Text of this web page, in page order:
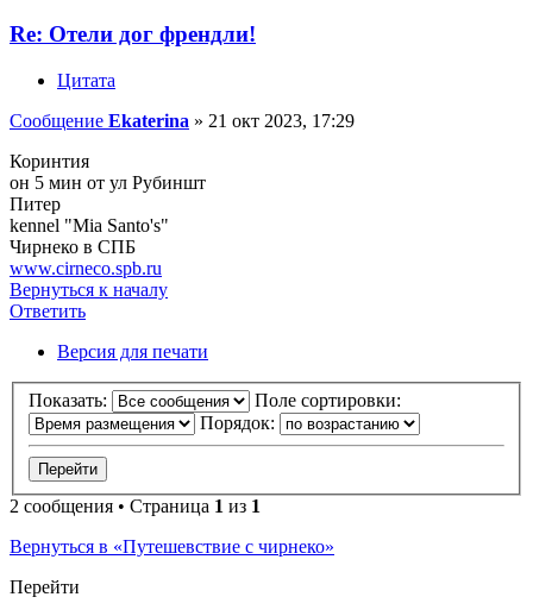
Re: Отели дог френдли!
Цитата
Сообщение Ekaterina » 21 окт 2023, 17:29
Коринтия
он 5 мин от ул Рубиншт
Питер
kennel "Mia Santo's"
Чирнеко в СПБ
www.cirneco.spb.ru
Вернуться к началу
Ответить
Версия для печати
Показать:
Поле сортировки:
Порядок:
2 сообщения • Страница 1 из 1
Вернуться в «Путешевствие с чирнеко»
Перейти